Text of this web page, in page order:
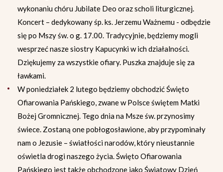
wykonaniu chóru Jubilate Deo oraz scholi liturgicznej.
Koncert – dedykowany śp. ks. Jerzemu Ważnemu - odbędzie
się po Mszy św. o g. 17.00. Tradycyjnie, będziemy mogli
wesprzeć nasze siostry Kapucynki w ich działalności.
Dziękujemy za wszystkie ofiary. Puszka znajduje się za
ławkami.
W poniedziałek 2 lutego będziemy obchodzić Święto
Ofiarowania Pańskiego, zwane w Polsce świętem Matki
Bożej Gromnicznej. Tego dnia na Msze św. przynosimy
świece. Zostaną one pobłogosławione, aby przypominały
nam o Jezusie – światłości narodów, który nieustannie
oświetla drogi naszego życia. Święto Ofiarowania
Pańskiego jest także obchodzone jako Światowy Dzień